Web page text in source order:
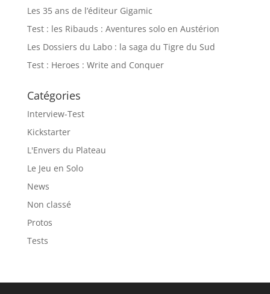
Les 35 ans de l’éditeur Gigamic
Test : les Ribauds : Aventures solo en Austérion
Les Dossiers du Labo : la saga du Tigre du Sud
Test : Heroes : Write and Conquer
Catégories
Interview-Test
Kickstarter
L'Envers du Plateau
Le Jeu en Solo
News
Non classé
Protos
Tests